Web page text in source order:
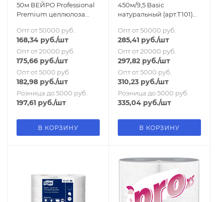
50м ВЕЙРО Professional
Premium целлюлоза
ВЕЙРО
Опт от 50000 руб.
168,34 руб./шт
Опт от 20000 руб.
175,66 руб./шт
Опт от 5000 руб.
182,98 руб./шт
Розница до 5000 руб.
197,61 руб./шт
В КОРЗИНУ
450м/9,5 Basic
натуральный (арт.Т101)
Опт от 50000 руб.
285,41 руб./шт
Опт от 20000 руб.
297,82 руб./шт
Опт от 5000 руб.
310,23 руб./шт
Розница до 5000 руб.
335,04 руб./шт
В КОРЗИНУ